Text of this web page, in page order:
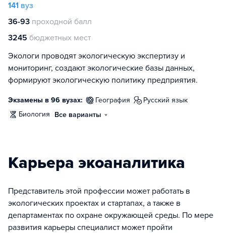
141 вуз
36-93 проходной балл
3245 бюджетных мест
Экологи проводят экологическую экспертизу и
мониторинг, создают экологические базы данных,
формируют экологическую политику предприятия.
Экзамены в 96 вузах: география
русский язык
биология
Все варианты
Карьера экоаналитика
Представитель этой профессии может работать в
экологических проектах и стартапах, а также в
департаментах по охране окружающей среды. По мере
развития карьеры специалист может пройти